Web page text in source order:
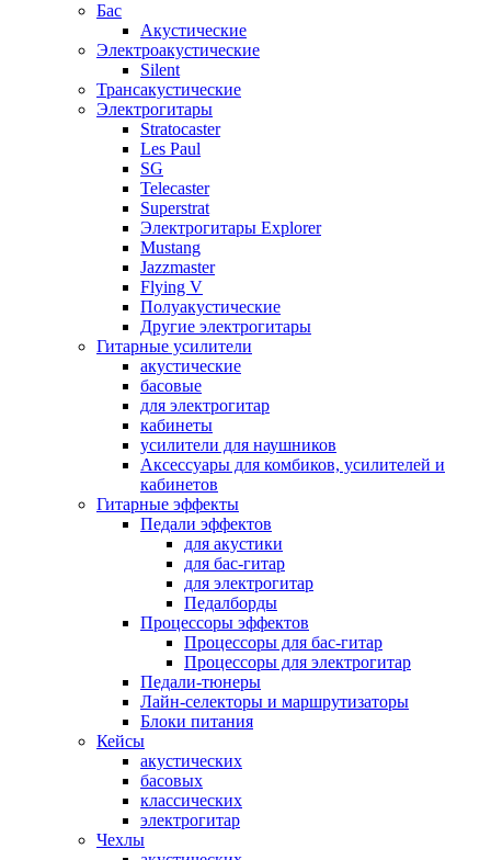
Бас
Акустические
Электроакустические
Silent
Трансакустические
Электрогитары
Stratocaster
Les Paul
SG
Telecaster
Superstrat
Электрогитары Explorer
Mustang
Jazzmaster
Flying V
Полуакустические
Другие электрогитары
Гитарные усилители
акустические
басовые
для электрогитар
кабинеты
усилители для наушников
Аксессуары для комбиков, усилителей и
кабинетов
Гитарные эффекты
Педали эффектов
для акустики
для бас-гитар
для электрогитар
Педалборды
Процессоры эффектов
Процессоры для бас-гитар
Процессоры для электрогитар
Педали-тюнеры
Лайн-селекторы и маршрутизаторы
Блоки питания
Кейсы
акустических
басовых
классических
электрогитар
Чехлы